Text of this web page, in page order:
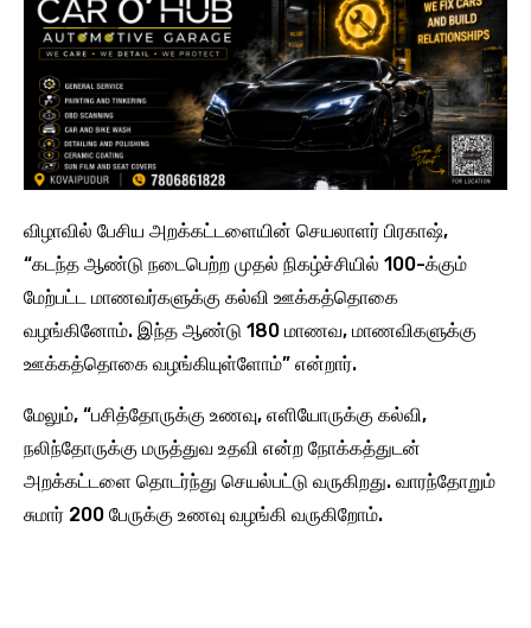
விழாவில் பேசிய அறக்கட்டளையின் செயலாளர் பிரகாஷ்,
“கடந்த ஆண்டு நடைபெற்ற முதல் நிகழ்ச்சியில் 100-க்கும்
மேற்பட்ட மாணவர்களுக்கு கல்வி ஊக்கத்தொகை
வழங்கினோம். இந்த ஆண்டு 180 மாணவ, மாணவிகளுக்கு
ஊக்கத்தொகை வழங்கியுள்ளோம்” என்றார்.
மேலும், “பசித்தோருக்கு உணவு, எளியோருக்கு கல்வி,
நலிந்தோருக்கு மருத்துவ உதவி என்ற நோக்கத்துடன்
அறக்கட்டளை தொடர்ந்து செயல்பட்டு வருகிறது. வாரந்தோறும்
சுமார் 200 பேருக்கு உணவு வழங்கி வருகிறோம்.